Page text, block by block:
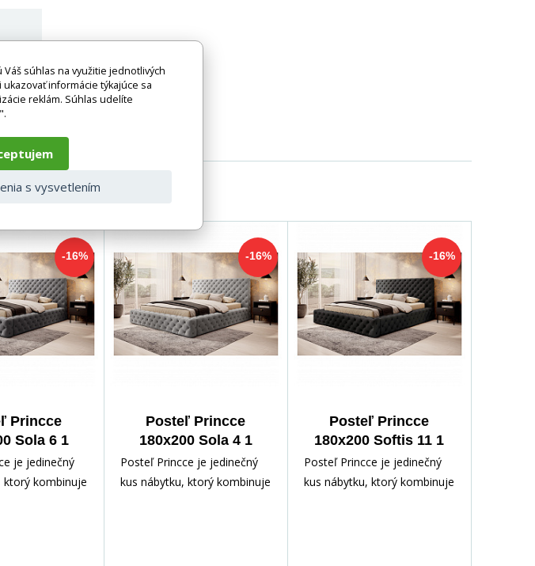
-16%
Princce
Sola 6 1
je jedinečný
ktorý kombinuje
-16%
Posteľ Princce
180x200 Sola 4 1
Posteľ Princce je jedinečný
kus nábytku, ktorý kombinuje
-16%
Posteľ Princce
180x200 Softis 11 1
Posteľ Princce je jedinečný
kus nábytku, ktorý kombinuje
súhlas na využitie jednotlivých
informácie týkajúce sa
reklám. Súhlas udelíte
s vysvetlením